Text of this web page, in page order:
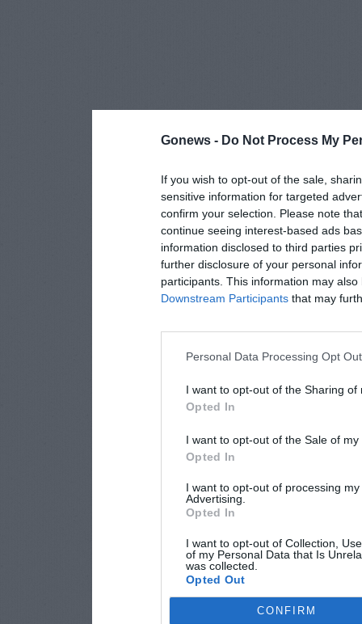
Gonews - Do Not Process My
If you wish to opt-out of the sale,
sensitive information for targeted
confirm your selection. Please note
continue seeing interest-based ads
information disclosed to third parties
further disclosure of your personal
participants. This information may
Downstream Participants that may
Personal Data Processing Opt
I want to opt-out of the Sharing of
Opted In
I want to opt-out of the Sale of
Opted In
I want to opt-out of processing
Advertising.
Opted In
I want to opt-out of Collection,
of my Personal Data that Is
was collected.
Opted Out
CONFIRM